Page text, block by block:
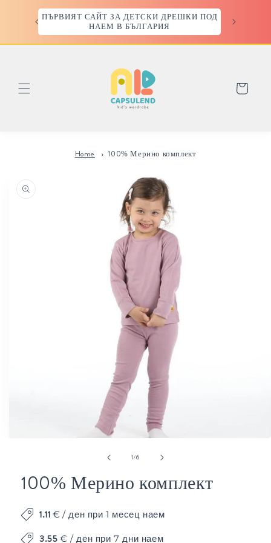
съдържанието
ПЪРВИЯТ САЙТ ЗА ДЕТСКИ ДРЕШКИ ПОД
НАЕМ В БЪЛГАРИЯ
Количка
Home 100% Мерино комплект
информацията
модален
елемент
1/от
6
100% Мерино комплект
1.11 € / ден при 1 месец наем
3.55 € / ден при 7 дни наем